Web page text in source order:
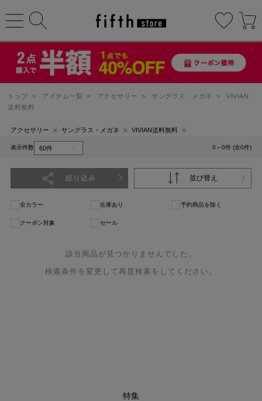
トップ > アイテム一覧 > アクセサリー > サングラス・メガネ >
VIVIAN
送料無料
アクセサリー サングラス・メガネ VIVIAN送料無料
表示件数 0～0件 (全0件)
絞り込み 並び替え
全カラー 在庫あり 予約商品を除く
クーポン対象 セール
該当商品が見つかりませんでした。
検索条件を変更して再度検索をしてください。
特集